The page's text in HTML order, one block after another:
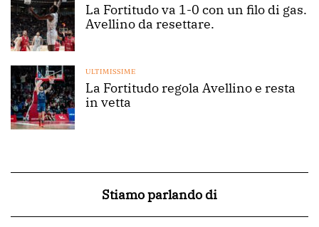
La Fortitudo va 1-0 con un filo di gas.
Avellino da resettare.
ULTIMISSIME
La Fortitudo regola Avellino e resta
in vetta
Stiamo parlando di